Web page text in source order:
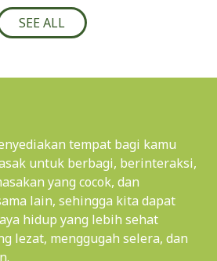
SEE ALL
tempat bagi kamu
untuk berbagi, berinteraksi,
yang cocok, dan
lain, sehingga kita dapat
hidup yang lebih sehat
lezat, menggugah selera, dan